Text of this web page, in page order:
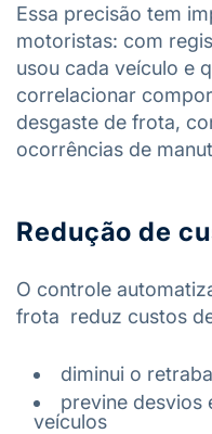
Essa precisão tem
motoristas: com
usou cada veículo e
correlacionar
desgaste de frota,
ocorrências de
Redução de
O controle
frota reduz custos
diminui o
previne desvios
veículos